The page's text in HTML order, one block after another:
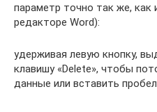
параметр точно так же, как
редакторе Word):
удерживая левую кнопку,
клавишу «Delete», чтобы
данные или вставить